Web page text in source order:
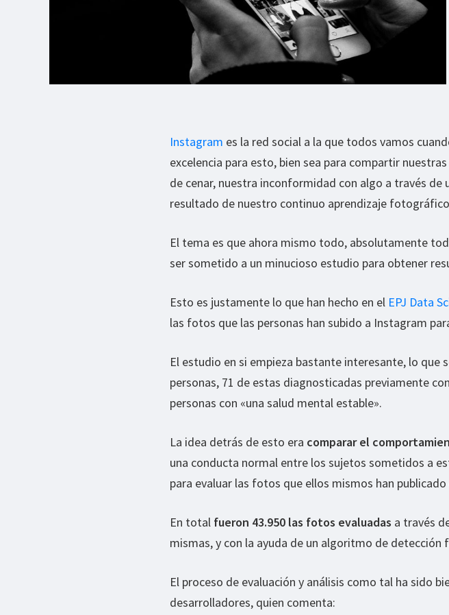
Instagram es la red social a la que todos vamos
excelencia para esto, bien sea para compartir
de cenar, nuestra inconformidad con algo a través de
resultado de nuestro continuo aprendizaje
El tema es que ahora mismo todo, absolutamente
ser sometido a un minucioso estudio para obtener
Esto es justamente lo que han hecho en el EPJ Data
las fotos que las personas han subido a Instagram
El estudio en si empieza bastante interesante, lo que
personas, 71 de estas diagnosticadas previamente
personas con «una salud mental estable».
La idea detrás de esto era comparar el
una conducta normal entre los sujetos sometidos a
para evaluar las fotos que ellos mismos han
En total fueron 43.950 las fotos evaluadas a través
mismas, y con la ayuda de un algoritmo de detección
El proceso de evaluación y análisis como tal ha sido
desarrolladores, quien comenta: